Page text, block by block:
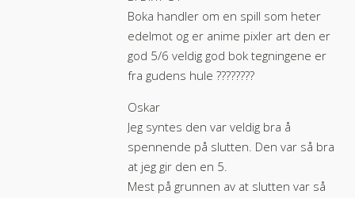
Boka handler om en spill som heter
edelmot og er anime pixler art den er
god 5/6 veldig god bok tegningene er
fra gudens hule ????????
Oskar
Jeg syntes den var veldig bra å
spennende på slutten. Den var så bra
at jeg gir den en 5.
Mest på grunnen av at slutten var så